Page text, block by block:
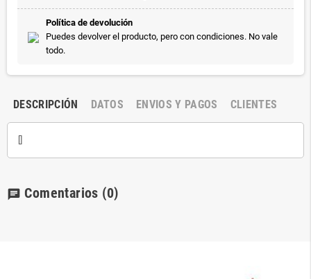
Política de devolución
Puedes devolver el producto, pero con condiciones. No vale
todo.
DESCRIPCIÓN DATOS ENVIOS Y PAGOS CLIENTES
chat Comentarios (0)